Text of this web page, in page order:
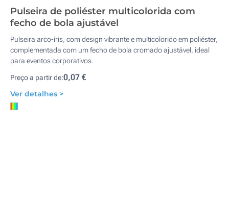
Pulseira de poliéster multicolorida com
fecho de bola ajustável
Pulseira arco-íris, com design vibrante e multicolorido em poliéster,
complementada com um fecho de bola cromado ajustável, ideal
para eventos corporativos.
Preço a partir de:0,07 €
Ver detalhes >